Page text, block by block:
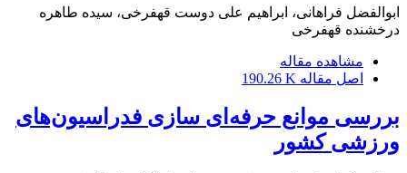
ابوالفضل فراهانی، ابراهیم علی دوست قهفرخی، سیده طاهره
درخشنده قهفرخی
مشاهده مقاله
اصل مقاله 190.26 K
بررسی موانع حرفه‌ای سازی فدراسیون‌های
ورزشی کشور